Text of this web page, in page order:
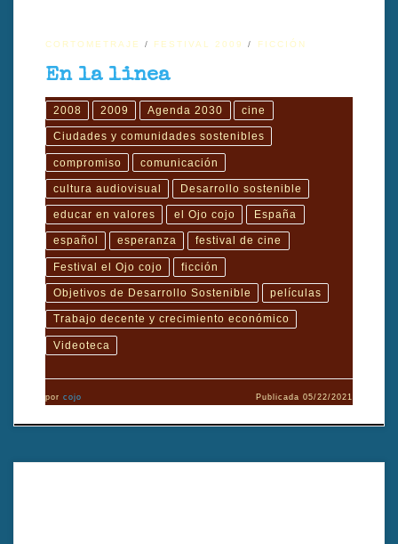
CORTOMETRAJE FESTIVAL 2009 FICCIÓN
En la linea
2008 2009 Agenda 2030 cine
Ciudades y comunidades sostenibles
compromiso comunicación
cultura audiovisual Desarrollo sostenible
educar en valores el Ojo cojo España
español esperanza festival de cine
Festival el Ojo cojo ficción
Objetivos de Desarrollo Sostenible películas
Trabajo decente y crecimiento económico
Videoteca
por cojo Publicada05/22/2021